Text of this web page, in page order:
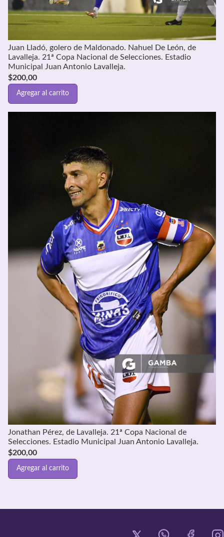
Juan Lladó, golero de Maldonado. Nahuel De León, de
Lavalleja. 21ª Copa Nacional de Selecciones. Estadio
Municipal Juan Antonio Lavalleja.
$200,00
Agregar al carrito
Jonathan Pérez, de Lavalleja. 21ª Copa Nacional de
Selecciones. Estadio Municipal Juan Antonio Lavalleja.
$200,00
Agregar al carrito